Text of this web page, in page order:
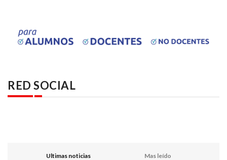
RED SOCIAL
Ultimas noticias Mas leído